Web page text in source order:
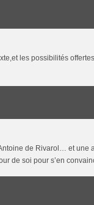
les possibilités
de Rivarol… et une
de soi pour s’en